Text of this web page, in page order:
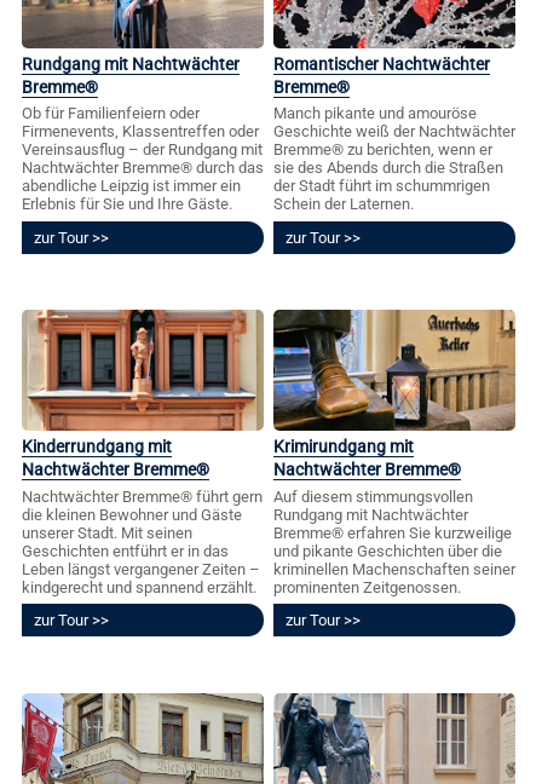
Rundgang mit Nachtwächter
Bremme®
Ob für Familienfeiern oder
Firmenevents, Klassentreffen oder
Vereinsausflug – der Rundgang mit
Nachtwächter Bremme® durch das
abendliche Leipzig ist immer ein
Erlebnis für Sie und Ihre Gäste.
zur Tour
Romantischer Nachtwächter
Bremme®
Manch pikante und amouröse
Geschichte weiß der Nachtwächter
Bremme® zu berichten, wenn er
sie des Abends durch die Straßen
der Stadt führt im schummrigen
Schein der Laternen.
zur Tour
Kinderrundgang mit
Nachtwächter Bremme®
Nachtwächter Bremme® führt gern
die kleinen Bewohner und Gäste
unserer Stadt. Mit seinen
Geschichten entführt er in das
Leben längst vergangener Zeiten –
kindgerecht und spannend erzählt.
zur Tour
Krimirundgang mit
Nachtwächter Bremme®
Auf diesem stimmungsvollen
Rundgang mit Nachtwächter
Bremme® erfahren Sie kurzweilige
und pikante Geschichten über die
kriminellen Machenschaften seiner
prominenten Zeitgenossen.
zur Tour